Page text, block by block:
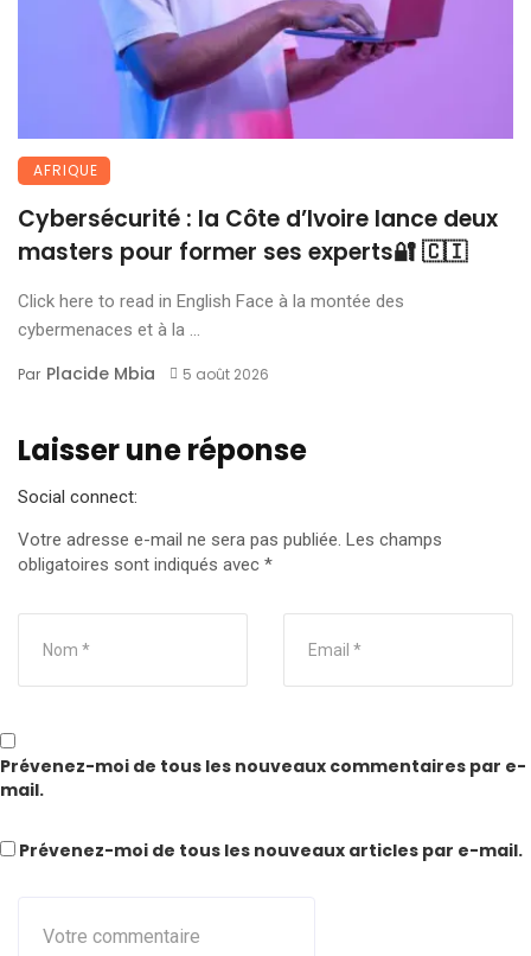
AFRIQUE
Cybersécurité : la Côte d’Ivoire lance deux
masters pour former ses experts🔐 🇨🇮
Click here to read in English Face à la montée des
cybermenaces et à la ...
Par Placide Mbia 5 août 2026
Laisser une réponse
Social connect:
Votre adresse e-mail ne sera pas publiée. Les champs
obligatoires sont indiqués avec *
Prévenez-moi de tous les nouveaux commentaires par e-
mail.
Prévenez-moi de tous les nouveaux articles par e-mail.